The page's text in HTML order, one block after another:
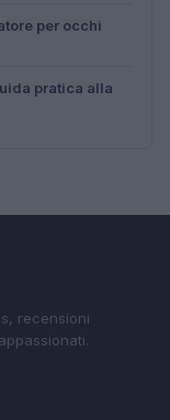
per occhi
pratica alla
recensioni